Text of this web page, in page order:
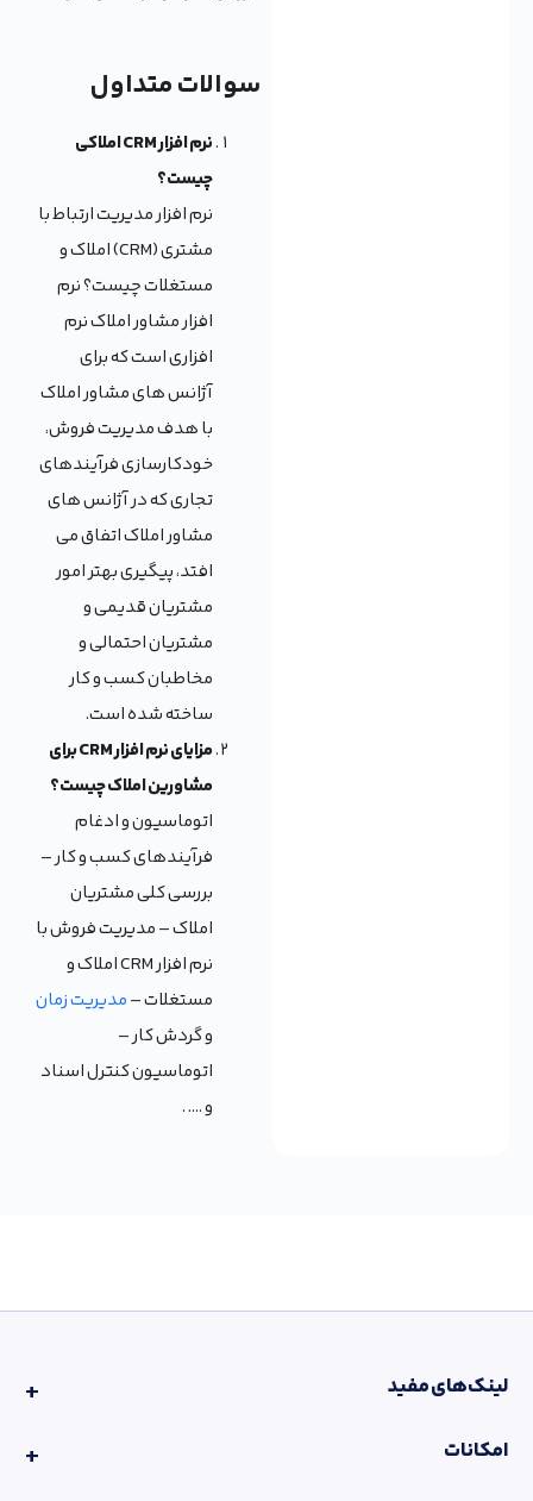
سوالات متداول
نرم افزار CRM املاکی
چیست؟
نرم افزار مدیریت ارتباط با
مشتری (CRM) املاک و
مستغلات چیست؟ نرم
افزار مشاور املاک نرم
افزاری است که برای
آژانس های مشاور املاک
با هدف مدیریت فروش،
خودکارسازی فرآیندهای
تجاری که در آژانس های
مشاور املاک اتفاق می
افتد، پیگیری بهتر امور
مشتریان قدیمی و
مشتریان احتمالی و
مخاطبان کسب و کار
ساخته شده است.
مزایای نرم افزار CRM برای
مشاورین املاک چیست؟
اتوماسیون و ادغام
فرآیندهای کسب و کار –
بررسی کلی مشتریان
املاک – مدیریت فروش با
نرم افزار CRM املاک و
مستغلات –مدیریت زمان
و گردش کار –
اتوماسیون کنترل اسناد
و …. .
لینک‌های مفید
امکانات